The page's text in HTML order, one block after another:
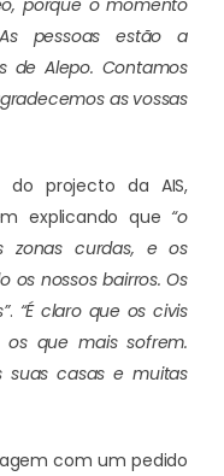
porque o momento
pessoas estão a
de Alepo. Contamos
as vossas
do projecto da AIS,
explicando que “o
zonas curdas, e os
os nossos bairros. Os
. “É claro que os civis
que mais sofrem.
suas casas e muitas
com um pedido